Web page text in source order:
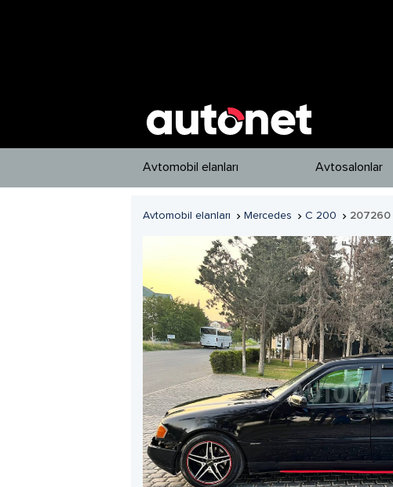
Avtomobil elanları Avtosalonlar
Avtomobil elanları  Mercedes  C 200  207260